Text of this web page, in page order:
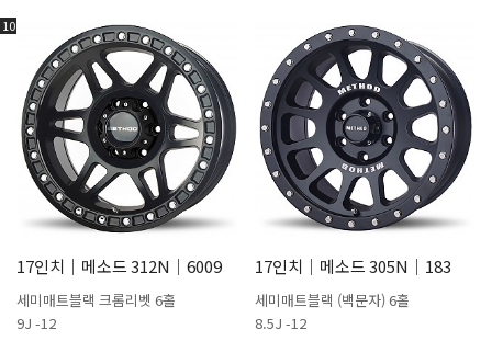
10
17인치│메소드 312N│6009
세미매트블랙 크롬리벳 6홀
9J -12
17인치│메소드 305N│183
세미매트블랙 (백문자) 6홀
8.5J -12